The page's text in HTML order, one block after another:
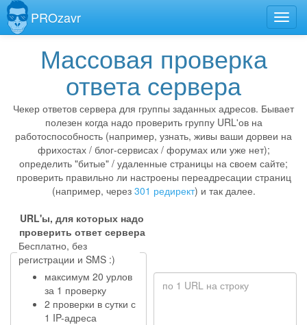
PROzavr
Массовая проверка
ответа сервера
Чекер ответов сервера для группы заданных адресов. Бывает
полезен когда надо проверить группу URL'ов на
работоспособность (например, узнать, живы ваши дорвеи на
фрихостах / блог-сервисах / форумах или уже нет);
определить "битые" / удаленные страницы на своем сайте;
проверить правильно ли настроены переадресации страниц
(например, через 301 редирект) и так далее.
URL'ы, для которых надо
проверить ответ сервера
Бесплатно, без
регистрации и SMS :)
максимум 20 урлов
за 1 проверку
2 проверки в сутки с
1 IP-адреса